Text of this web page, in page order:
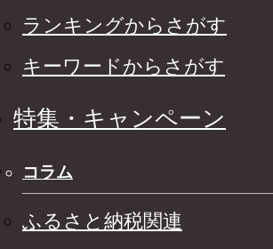
ランキングからさがす
キーワードからさがす
特集・キャンペーン
コラム
ふるさと納税関連